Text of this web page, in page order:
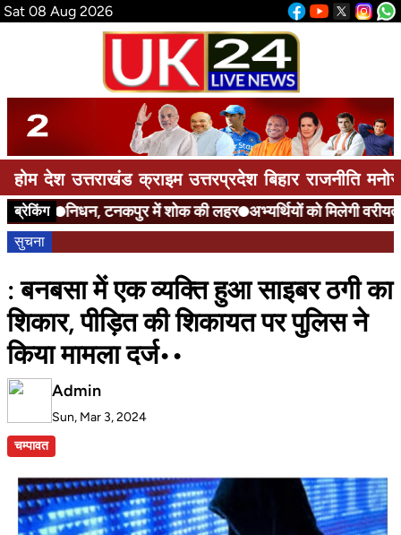
Sat 08 Aug 2026
होम देश उत्तराखंड क्राइम उत्तरप्रदेश बिहार राजनीति
ब्रेकिंगनिधन, टनकपुर में शोक की लहर अभ्यर्थियों को मिलेगी वरीयता
सुचना
: बनबसा में एक व्यक्ति हुआ साइबर ठगी का
शिकार, पीड़ित की शिकायत पर पुलिस ने
किया मामला दर्ज••
Admin
Sun, Mar 3, 2024
चम्पावत